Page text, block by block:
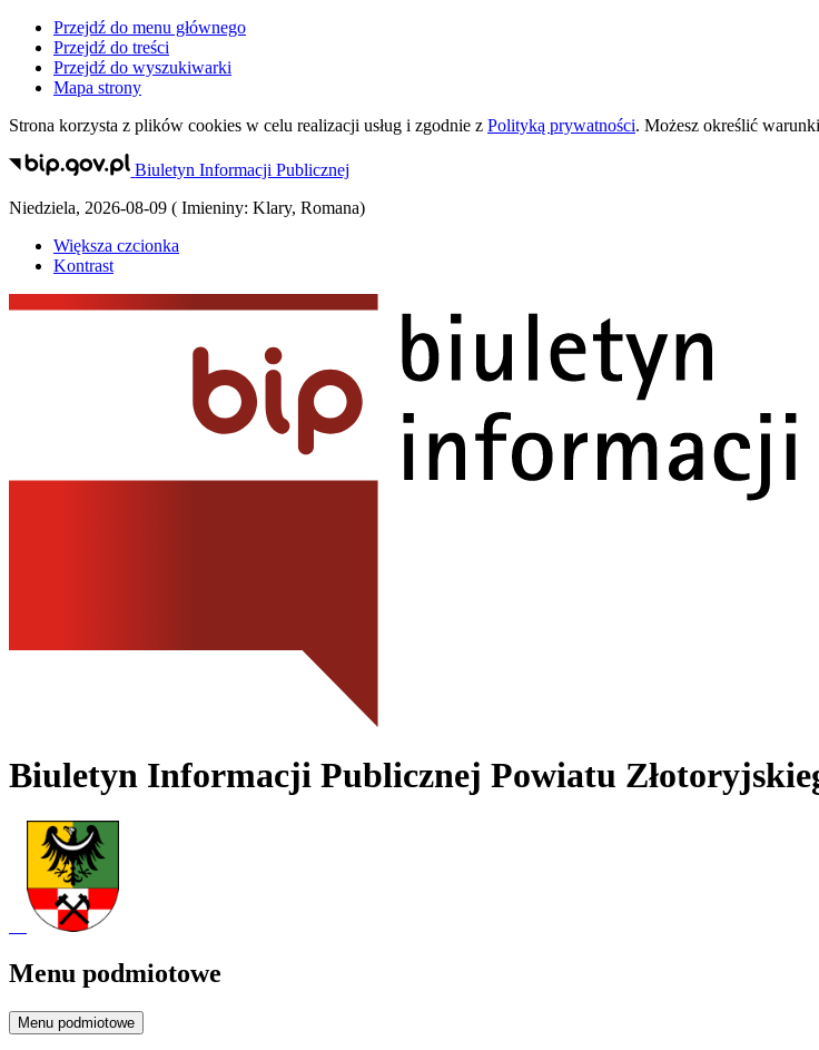
Przejdź do menu głównego
Przejdź do treści
Przejdź do wyszukiwarki
Mapa strony
Strona korzysta z plików cookies w celu realizacji usług i zgodnie z Polityką prywatności. Możesz określić
Biuletyn Informacji Publicznej
Niedziela, 2026-08-09 ( Imieniny: Klary, Romana)
Większa czcionka
Kontrast
Biuletyn Informacji Publicznej Powiatu
Menu podmiotowe
Menu podmiotowe